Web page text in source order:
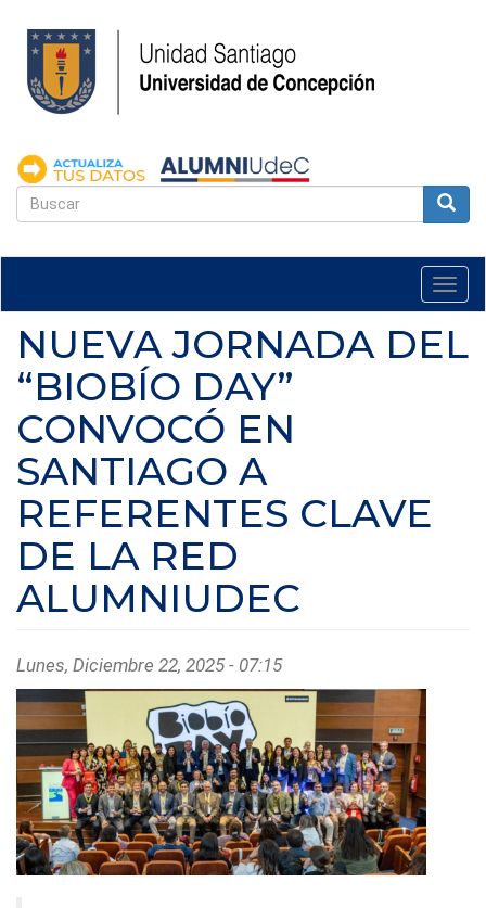
contenido
principal
FORMULARIO
NUEVA JORNADA DEL
“BIOBÍO DAY”
CONVOCÓ EN
SANTIAGO A
REFERENTES CLAVE
DE LA RED
ALUMNIUDEC
Lunes, Diciembre 22, 2025 - 07:15